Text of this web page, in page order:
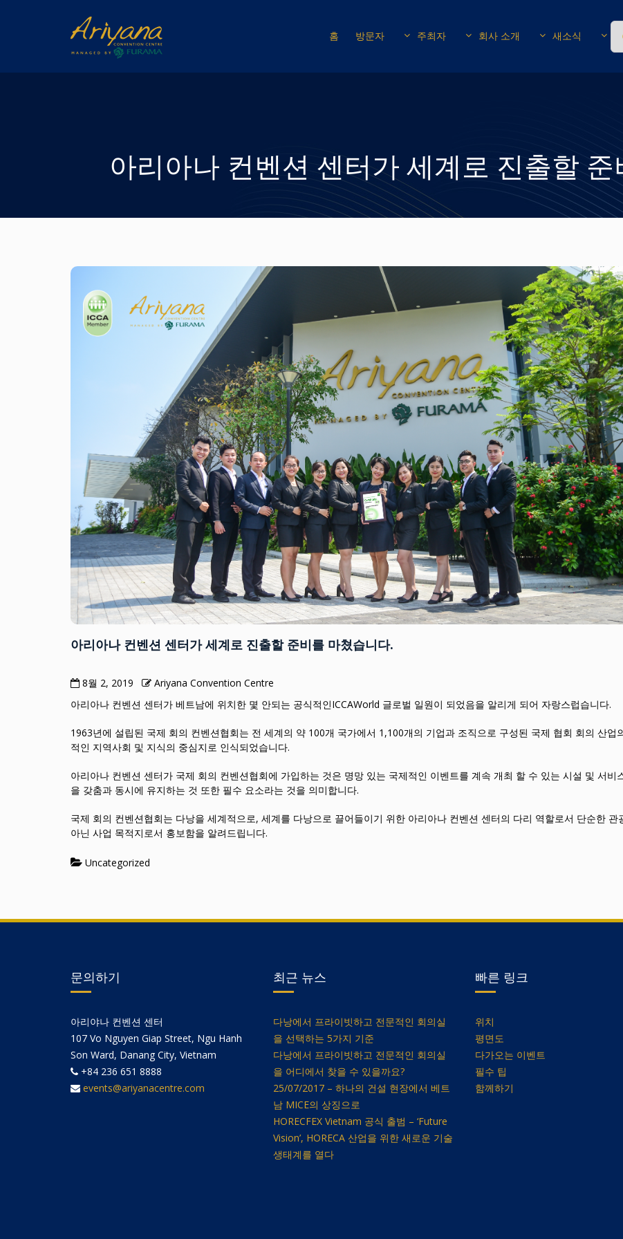
홈 방문자 주최자 회사 소개 새소식
아리아나 컨벤션 센터가 세계로 진출할
아리아나 컨벤션 센터가 세계로 진출할 준비를 마쳤습니다.
8월 2, 2019
Ariyana Convention Centre
아리아나 컨벤션 센터가 베트남에 위치한 몇 안되는 공식적인ICCAWorld 글로벌 일원이 되었음을 알리게 되어 자랑스럽습니다.
1963년에 설립된 국제 회의 컨벤션협회는 전 세계의 약 100개 국가에서 1,100개의 기업과 조직으로 구성된 국제 협회 회의 산업
적인 지역사회 및 지식의 중심지로 인식되었습니다.
아리아나 컨벤션 센터가 국제 회의 컨벤션협회에 가입하는 것은 명망 있는 국제적인 이벤트를 계속 개최 할 수 있는 시설 및 서비
을 갖춤과 동시에 유지하는 것 또한 필수 요소라는 것을 의미합니다.
국제 회의 컨벤션협회는 다낭을 세계적으로, 세계를 다낭으로 끌어들이기 위한 아리아나 컨벤션 센터의 다리 역할로서 단순한 관
아닌 사업 목적지로서 홍보함을 알려드립니다.
Uncategorized
문의하기
아리야나 컨벤션 센터
107 Vo Nguyen Giap Street, Ngu Hanh
Son Ward, Danang City, Vietnam
+84 236 651 8888
events@ariyanacentre.com
최근 뉴스
다낭에서 프라이빗하고 전문적인 회의실
을 선택하는 5가지 기준
다낭에서 프라이빗하고 전문적인 회의실
을 어디에서 찾을 수 있을까요?
25/07/2017 – 하나의 건설 현장에서 베트
남 MICE의 상징으로
HORECFEX Vietnam 공식 출범 – ‘Future
Vision’, HORECA 산업을 위한 새로운 기술
생태계를 열다
빠른 링크
위치
평면도
다가오는 이벤트
필수 팁
함께하기